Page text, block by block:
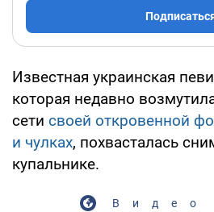
Известная украинская
которая недавно
сети своей откровенной
и чулках, похвасталась
купальнике.
Видео